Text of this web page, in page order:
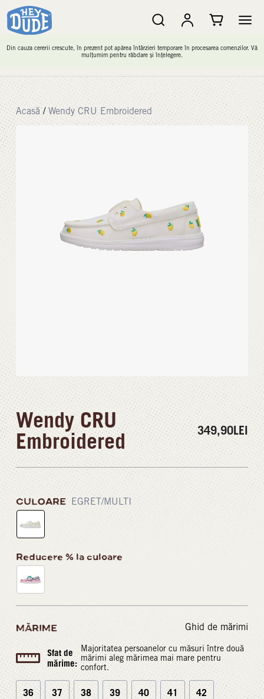
Din cauza cererii crescute, în prezent pot apărea întârzieri temporare în procesarea comenzilor. Vă
mulțumim pentru răbdare și înțelegere.
Acasă / Wendy CRU Embroidered
Wendy CRU
Embroidered
349,90LEI
CULOARE EGRET/MULTI
Reducere % la culoare
MĂRIME Ghid de mărimi
Sfat de
mărime:
Majoritatea persoanelor cu măsuri între două
mărimi aleg mărimea mai mare pentru
confort.
36 37 38 39 40 41 42